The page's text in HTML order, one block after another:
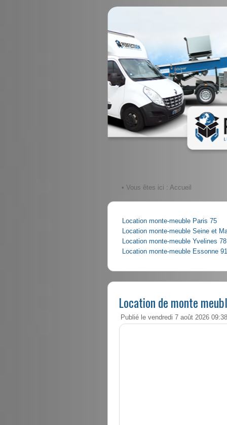
• Vous êtes ici : Accueil
Location monte-meuble Paris 75
Location monte-meuble Seine et
Location monte-meuble Yvelines 78
Location monte-meuble Essonne 91
Location de monte
Publié le vendredi 7 août 2026 09:38